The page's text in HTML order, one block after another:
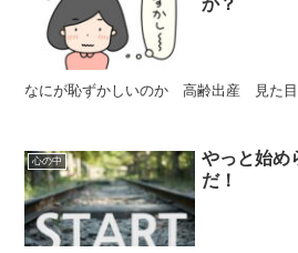
か？
なにが恥ずかしいのか 高齢出産 見た目
心の中
やっと始め
だ！